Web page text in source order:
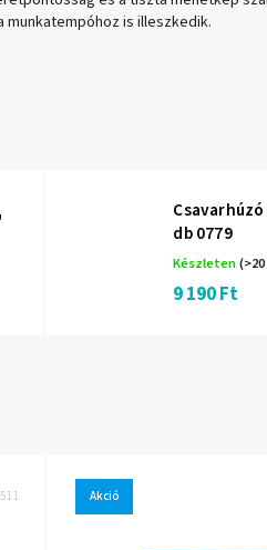
munkatempóhoz is illeszkedik.
db 0779
Készleten
9 190 Ft
Akció